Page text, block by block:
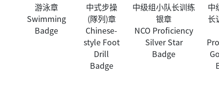
游泳章
Swimming
Badge
中式步操
(隊列)章
Chinese-
style Foot
Drill
Badge
中级组小队长训练
银章
NCO Proficiency
Silver Star
Badge
中
长